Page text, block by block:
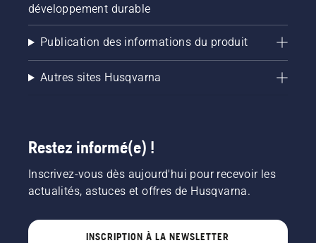
développement durable
Publication des informations du produit
Autres sites Husqvarna
Restez informé(e) !
Inscrivez-vous dès aujourd'hui pour recevoir les
actualités, astuces et offres de Husqvarna.
INSCRIPTION À LA NEWSLETTER